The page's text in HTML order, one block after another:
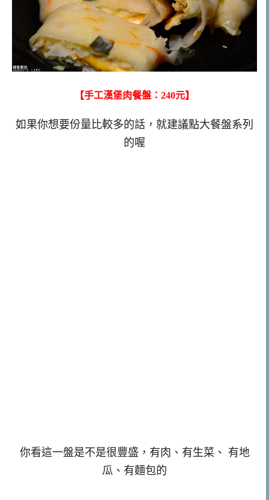
【手工漢堡肉餐盤：240元】
如果你想要份量比較多的話，就建議點大餐盤系列
的喔
你看這一盤是不是很豐盛，有肉、有生菜、 有地
瓜、有麵包的